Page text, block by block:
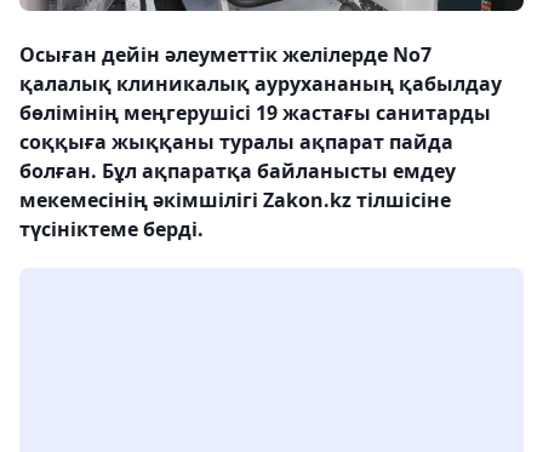
Осыған дейін әлеуметтік желілерде No7
қалалық клиникалық аурухананың қабылдау
бөлімінің меңгерушісі 19 жастағы санитарды
соққыға жыққаны туралы ақпарат пайда
болған. Бұл ақпаратқа байланысты емдеу
мекемесінің әкімшілігі Zakon.kz тілшісіне
түсініктеме берді.